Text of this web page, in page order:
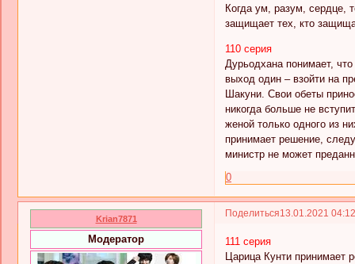
Когда ум, разум, сердце,
защищает тех, кто
110 серия
Дурьодхана понимает,
выход один – взойти на
Шакуни. Свои обеты
никогда больше не
женой только одного из
принимает решение,
министр не может
0
Поделиться13.01.2021
Krian7871
Модератор
111 серия
Царица Кунти принимает